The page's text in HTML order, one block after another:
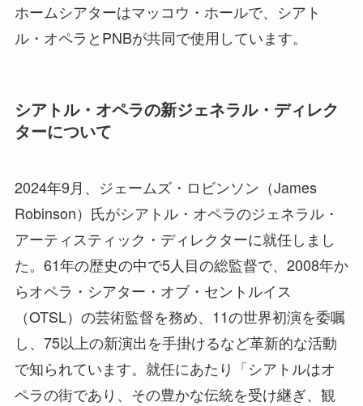
ホームシアターはマッコウ・ホールで、シアト
ル・オペラとPNBが共同で使用しています。
シアトル・オペラの新ジェネラル・ディレク
ターについて
2024年9月、ジェームズ・ロビンソン（James
Robinson）氏がシアトル・オペラのジェネラル・
アーティスティック・ディレクターに就任しまし
た。61年の歴史の中で5人目の総監督で、2008年か
らオペラ・シアター・オブ・セントルイス
（OTSL）の芸術監督を務め、11の世界初演を委嘱
し、75以上の新演出を手掛けるなど革新的な活動
で知られています。就任にあたり「シアトルはオ
ペラの街であり、その豊かな伝統を受け継ぎ、観